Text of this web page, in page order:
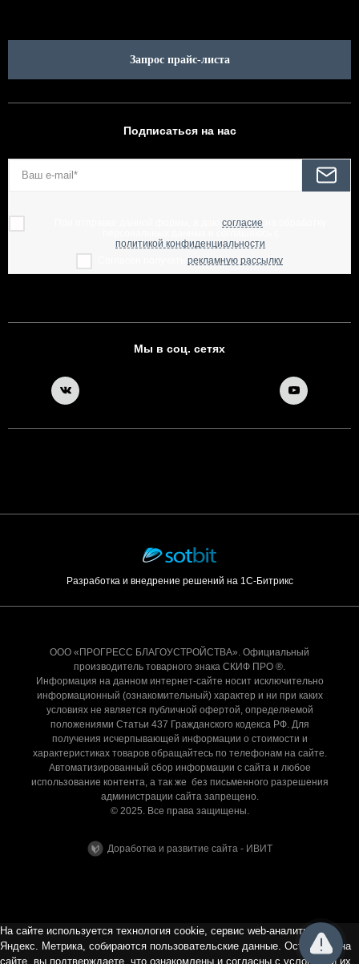
Запрос прайс-листа
Подписаться на нас
согласие
политикой конфиденциальности
рекламную рассылку
Мы в соц. сетях
Разработка и внедрение решений на 1С-Битрикс
ООО «ПРОГРЕСС БЛАГОУСТРОЙСТВА». Официальный
производитель товарного знака СКИФ ПРО ®.
Информация на данном интернет-сайте носит исключительно
информационный (ознакомительный) характер и ни при каких
условиях не является публичной офертой, определяемой
положениями Статьи 437 Гражданского кодекса РФ. Для
получения исчерпывающей информации о стоимости и
характеристиках товаров обращайтесь по телефонам на сайте.
Автоматизированный сбор информации с сайта и любое
использование контента, а так же без письменного разрешения
администрации сайта запрещено.
© 2025. Все права защищены.
Доработка и развитие сайта - ИВИТ
На сайте используется технология cookie, сервис web-аналитики
Яндекс. Метрика, собираются пользовательские данные. Оставаясь на
сайте, вы подтверждаете, что ознакомлены и согласны с условиями их